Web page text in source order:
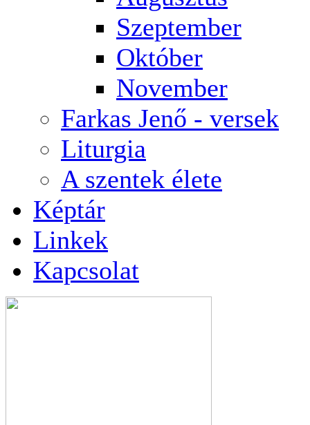
Szeptember
Október
November
Farkas Jenő - versek
Liturgia
A szentek élete
Képtár
Linkek
Kapcsolat